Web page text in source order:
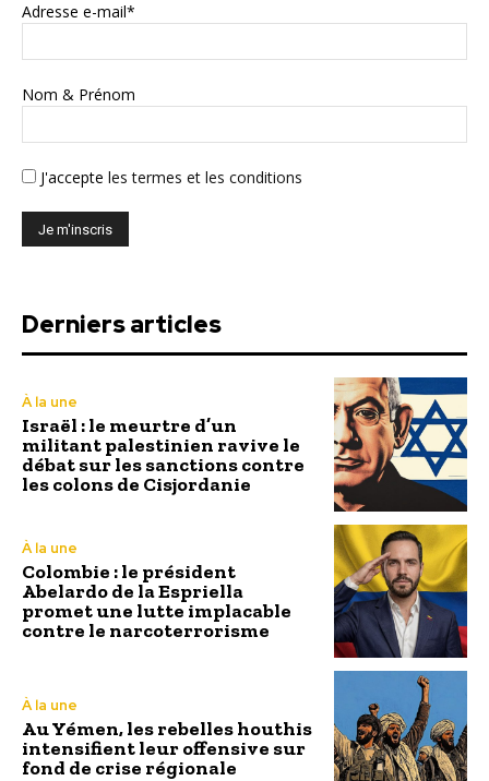
Adresse e-mail*
Nom & Prénom
J'accepte les termes et les conditions
Derniers articles
À la une
Israël : le meurtre d’un
militant palestinien ravive le
débat sur les sanctions contre
les colons de Cisjordanie
À la une
Colombie : le président
Abelardo de la Espriella
promet une lutte implacable
contre le narcoterrorisme
À la une
Au Yémen, les rebelles houthis
intensifient leur offensive sur
fond de crise régionale